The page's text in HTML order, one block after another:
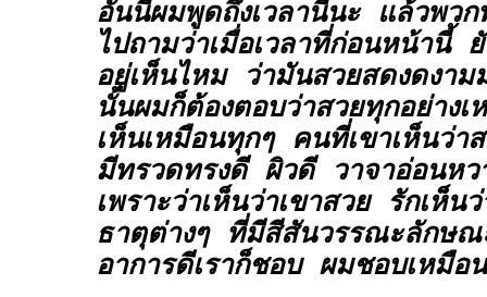
อันนี้ผมพูดถึงเวลานี้นะ แล้วพวก
ไปถามว่าเมื่อเวลาที่ก่อนหน้านี้
อยู่เห็นไหม ว่ามันสวยสดงดงา
นั้นผมก็ต้องตอบว่าสวยทุกอย่าง
เห็นเหมือนทุกๆ คนที่เขาเห็นว่า
มีทรวดทรงดี ผิวดี วาจาอ่อนหว
เพราะว่าเห็นว่าเขาสวย รักเห็น
ธาตุต่างๆ ที่มีสีสันวรรณะลักษณ
อาการดีเราก็ชอบ ผมชอบเหมื